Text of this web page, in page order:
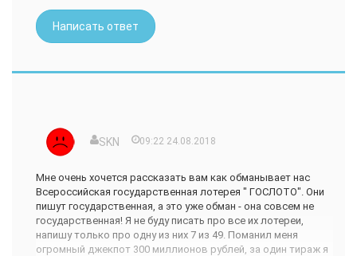
Написать ответ
SKN 09:22 24.08.2018
Мне очень хочется рассказать вам как обманывает нас
Всероссийская государственная лотерея " ГОСЛОТО". Они
пишут государственная, а это уже обман - она совсем не
государственная! Я не буду писать про все их лотереи,
напишу только про одну из них 7 из 49. Поманил меня
огромный джекпот 300 миллионов рублей, за один тираж я